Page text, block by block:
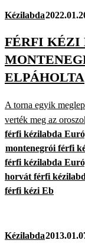
Kézilabda
FÉRFI KÉZI
ELPÁHOLTA
A torna egyik
verték meg az
férfi kézilabda
montenegrói férfi
férfi kézilabda
horvát férfi
férfi kézi Eb
Kézilabda